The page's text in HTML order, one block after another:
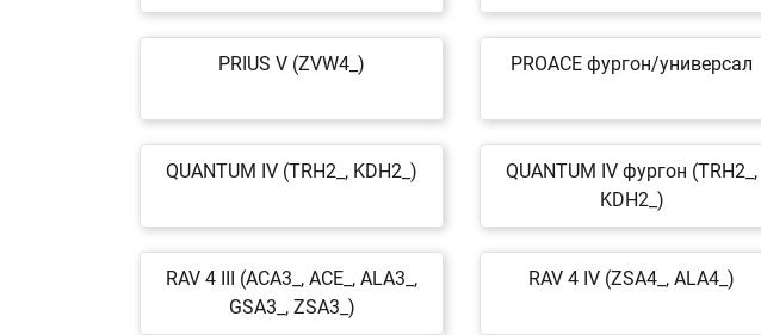
PRIUS V (ZVW4_) PROACE фургон/универсал
QUANTUM IV (TRH2_, KDH2_)
QUANTUM IV фургон (TRH2_,
KDH2_)
RAV 4 III (ACA3_, ACE_, ALA3_,
GSA3_, ZSA3_)
RAV 4 IV (ZSA4_, ALA4_)